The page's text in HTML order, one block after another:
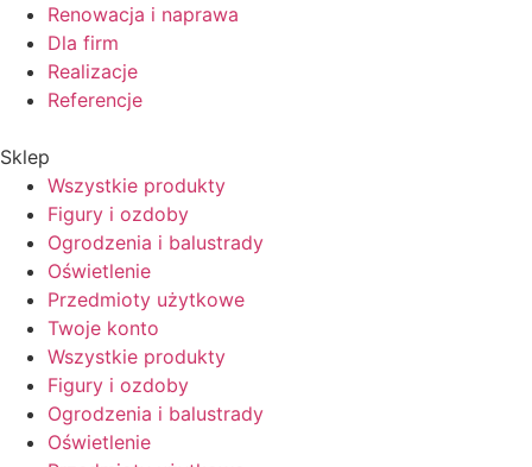
Renowacja i naprawa
Dla firm
Realizacje
Referencje
Sklep
Wszystkie produkty
Figury i ozdoby
Ogrodzenia i balustrady
Oświetlenie
Przedmioty użytkowe
Twoje konto
Wszystkie produkty
Figury i ozdoby
Ogrodzenia i balustrady
Oświetlenie